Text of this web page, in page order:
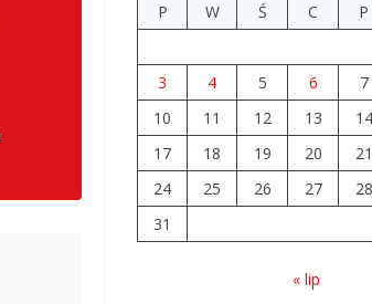
Upały
zwierząt.
apeluje
Wiata
P
W Ś C P
3
4 5 6 7
10
11 12 13 14
17
18 19 20 21
24
25 26 27 28
31
« lip